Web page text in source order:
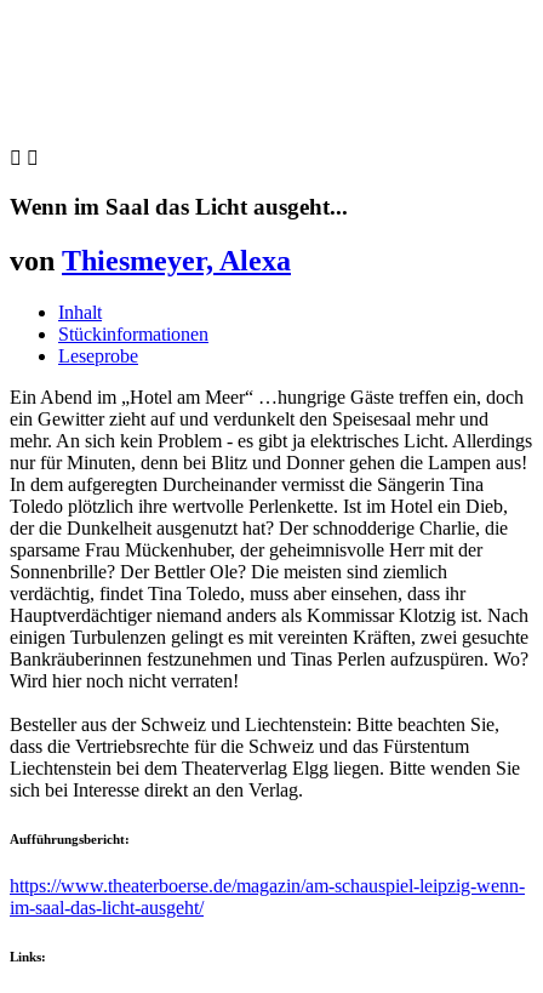
 
Wenn im Saal das Licht ausgeht...
von Thiesmeyer, Alexa
Inhalt
Stückinformationen
Leseprobe
Ein Abend im „Hotel am Meer“ …hungrige Gäste treffen ein, doch
ein Gewitter zieht auf und verdunkelt den Speisesaal mehr und
mehr. An sich kein Problem - es gibt ja elektrisches Licht. Allerdings
nur für Minuten, denn bei Blitz und Donner gehen die Lampen aus!
In dem aufgeregten Durcheinander vermisst die Sängerin Tina
Toledo plötzlich ihre wertvolle Perlenkette. Ist im Hotel ein Dieb,
der die Dunkelheit ausgenutzt hat? Der schnodderige Charlie, die
sparsame Frau Mückenhuber, der geheimnisvolle Herr mit der
Sonnenbrille? Der Bettler Ole? Die meisten sind ziemlich
verdächtig, findet Tina Toledo, muss aber einsehen, dass ihr
Hauptverdächtiger niemand anders als Kommissar Klotzig ist. Nach
einigen Turbulenzen gelingt es mit vereinten Kräften, zwei gesuchte
Bankräuberinnen festzunehmen und Tinas Perlen aufzuspüren. Wo?
Wird hier noch nicht verraten!
Besteller aus der Schweiz und Liechtenstein: Bitte beachten Sie,
dass die Vertriebsrechte für die Schweiz und das Fürstentum
Liechtenstein bei dem Theaterverlag Elgg liegen. Bitte wenden Sie
sich bei Interesse direkt an den Verlag.
Aufführungsbericht:
https://www.theaterboerse.de/magazin/am-schauspiel-leipzig-wenn-
im-saal-das-licht-ausgeht/
Links: